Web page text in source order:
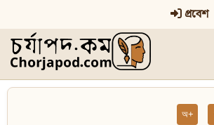
প্রবেশ
অ+